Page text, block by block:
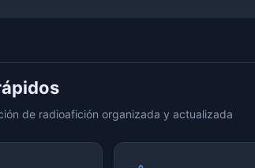
de radioafición organizada y actualizada